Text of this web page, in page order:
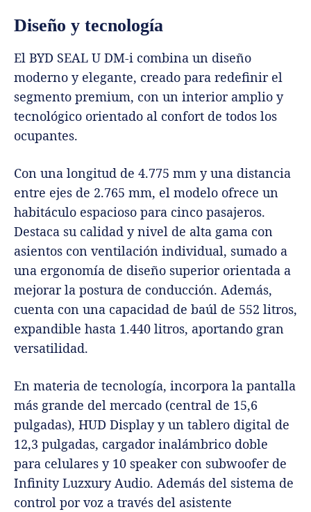
Diseño y tecnología
El BYD SEAL U DM-i combina un diseño
moderno y elegante, creado para redefinir el
segmento premium, con un interior amplio y
tecnológico orientado al confort de todos los
ocupantes.
Con una longitud de 4.775 mm y una distancia
entre ejes de 2.765 mm, el modelo ofrece un
habitáculo espacioso para cinco pasajeros.
Destaca su calidad y nivel de alta gama con
asientos con ventilación individual, sumado a
una ergonomía de diseño superior orientada a
mejorar la postura de conducción. Además,
cuenta con una capacidad de baúl de 552 litros,
expandible hasta 1.440 litros, aportando gran
versatilidad.
En materia de tecnología, incorpora la pantalla
más grande del mercado (central de 15,6
pulgadas), HUD Display y un tablero digital de
12,3 pulgadas, cargador inalámbrico doble
para celulares y 10 speaker con subwoofer de
Infinity Luzxury Audio. Además del sistema de
control por voz a través del asistente